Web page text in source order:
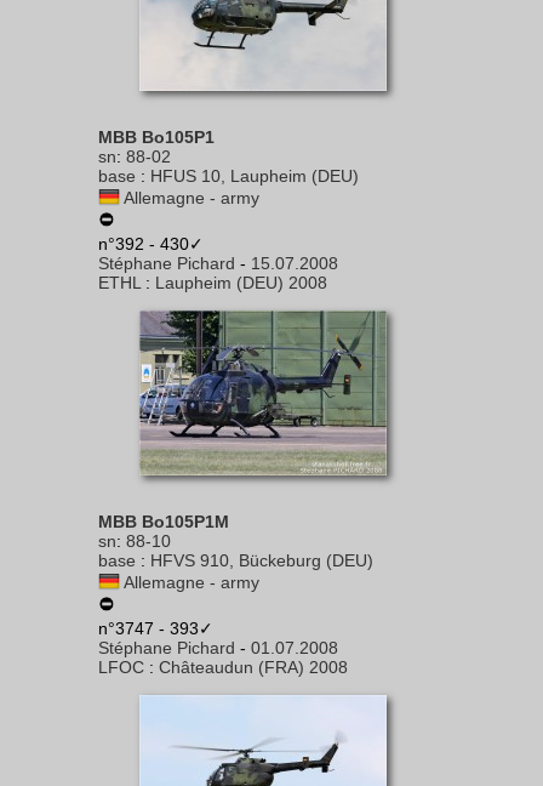
MBB Bo105P1
sn: 88-02
base : HFUS 10, Laupheim (DEU)
Allemagne - army
n°392 - 430✓
Stéphane Pichard - 15.07.2008
ETHL : Laupheim (DEU) 2008
MBB Bo105P1M
sn: 88-10
base : HFVS 910, Bückeburg (DEU)
Allemagne - army
n°3747 - 393✓
Stéphane Pichard - 01.07.2008
LFOC : Châteaudun (FRA) 2008